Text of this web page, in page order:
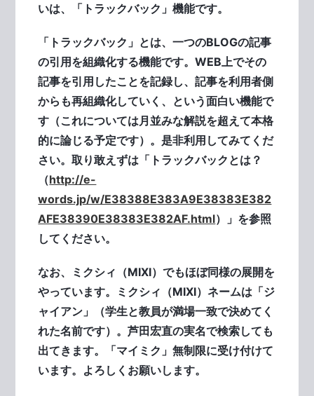
いは、「トラックバック」機能です。
「トラックバック」とは、一つのBLOGの記事
の引用を組織化する機能です。WEB上でその
記事を引用したことを記録し、記事を利用者側
からも再組織化していく、という面白い機能で
す（これについては月並みな解説を超えて本格
的に論じる予定です）。是非利用してみてくだ
さい。取り敢えずは「トラックバックとは？
（http://e-
words.jp/w/E38388E383A9E38383E382
AFE38390E38383E382AF.html）」を参照
してください。
なお、ミクシィ（MIXI）でもほぼ同様の展開を
やっています。ミクシィ（MIXI）ネームは「ジ
ャイアン」（学生と教員が満場一致で決めてく
れた名前です）。芦田宏直の実名で検索しても
出てきます。「マイミク」無制限に受け付けて
います。よろしくお願いします。